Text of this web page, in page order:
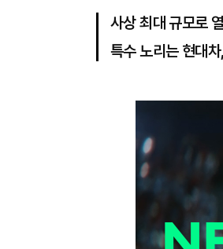
사상 최대 규모로
특수 노리는 현대